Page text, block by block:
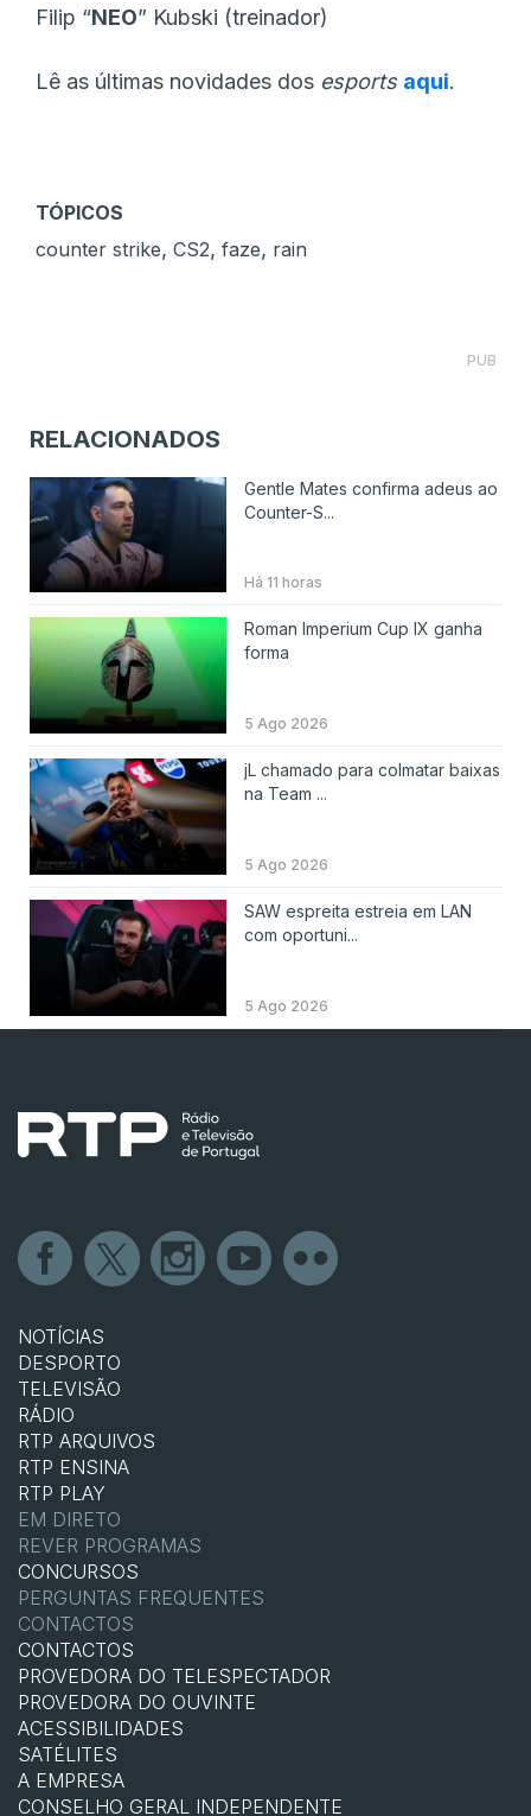
Filip “⁠NEO⁠” Kubski (treinador)
Lê as últimas novidades dos esports aqui.
TÓPICOS
counter strike, CS2, faze, rain
PUB
RELACIONADOS
Gentle Mates confirma adeus ao
Counter-S...
Há 11 horas
Roman Imperium Cup IX ganha
forma
5 Ago 2026
jL chamado para colmatar baixas
na Team ...
5 Ago 2026
SAW espreita estreia em LAN
com oportuni...
5 Ago 2026
NOTÍCIAS
DESPORTO
TELEVISÃO
RÁDIO
RTP ARQUIVOS
RTP ENSINA
RTP PLAY
EM DIRETO
REVER PROGRAMAS
CONCURSOS
PERGUNTAS FREQUENTES
CONTACTOS
CONTACTOS
PROVEDORA DO TELESPECTADOR
PROVEDORA DO OUVINTE
ACESSIBILIDADES
SATÉLITES
A EMPRESA
CONSELHO GERAL INDEPENDENTE